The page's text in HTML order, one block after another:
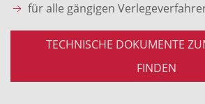
für alle gängigen
TECHNISCHE DOKUMENTE
FINDEN